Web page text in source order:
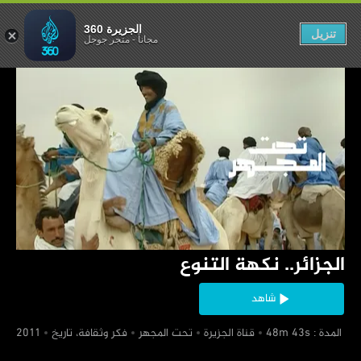
‏الجزائر.. نكهة التنوع
شاهد
‏ المدة : 48m 43s
‏قناة الجزيرة ‏تحت المجهر ‏فكر وثقافة، تاريخ
نكهة التنوع
الجزيرة 360
مجاناً-متجر جوجل تنزيل